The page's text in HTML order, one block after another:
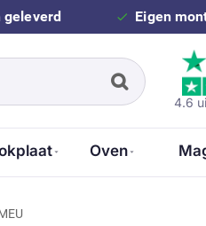
geleverd Eigen
4.6
Oven